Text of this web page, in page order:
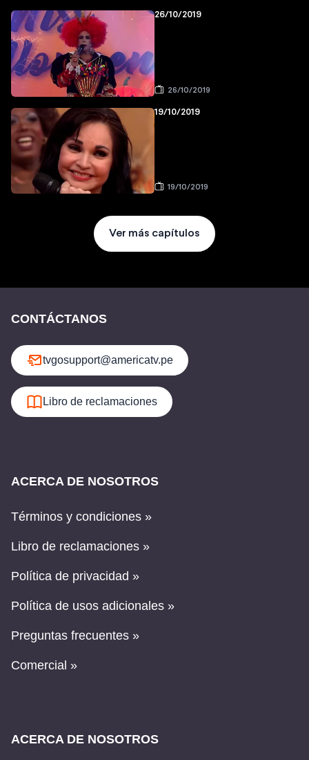
26/10/2019
26/10/2019
19/10/2019
19/10/2019
Ver más capítulos
CONTÁCTANOS
tvgosupport@americatv.pe
Libro de reclamaciones
ACERCA DE NOSOTROS
Términos y condiciones »
Libro de reclamaciones »
Política de privacidad »
Política de usos adicionales »
Preguntas frecuentes »
Comercial »
ACERCA DE NOSOTROS